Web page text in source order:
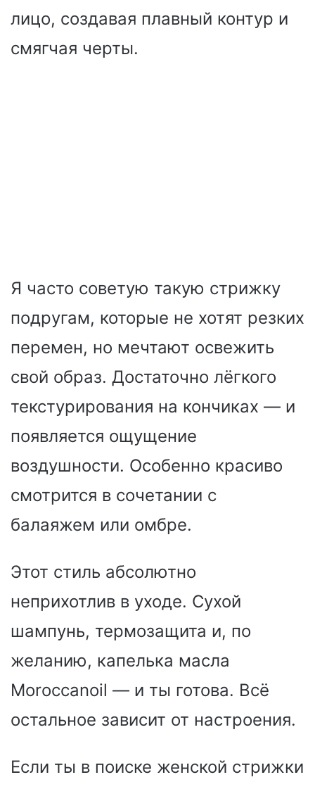
лицо, создавая плавный контур и
смягчая черты.
Я часто советую такую стрижку
подругам, которые не хотят резких
перемен, но мечтают освежить
свой образ. Достаточно лёгкого
текстурирования на кончиках — и
появляется ощущение
воздушности. Особенно красиво
смотрится в сочетании с
балаяжем или омбре.
Этот стиль абсолютно
неприхотлив в уходе. Сухой
шампунь, термозащита и, по
желанию, капелька масла
Moroccanoil — и ты готова. Всё
остальное зависит от настроения.
Если ты в поиске женской стрижки